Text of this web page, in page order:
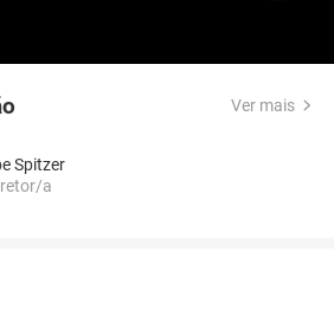
Ver mais
Spitzer
a